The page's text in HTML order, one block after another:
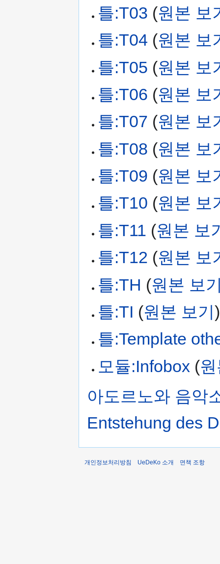
틀:T03 (원본 보
틀:T04 (원본 보
틀:T05 (원본 보
틀:T06 (원본 보
틀:T07 (원본 보
틀:T08 (원본 보
틀:T09 (원본 보
틀:T10 (원본 보
틀:T11 (원본 보
틀:T12 (원본 보
틀:TH (원본 보
틀:TI (원본 보기
틀:Template
모듈:Infobox (
아도르노와 음악
Entstehung des
개인정보처리방침 UeDeKo 소개 면책 조항